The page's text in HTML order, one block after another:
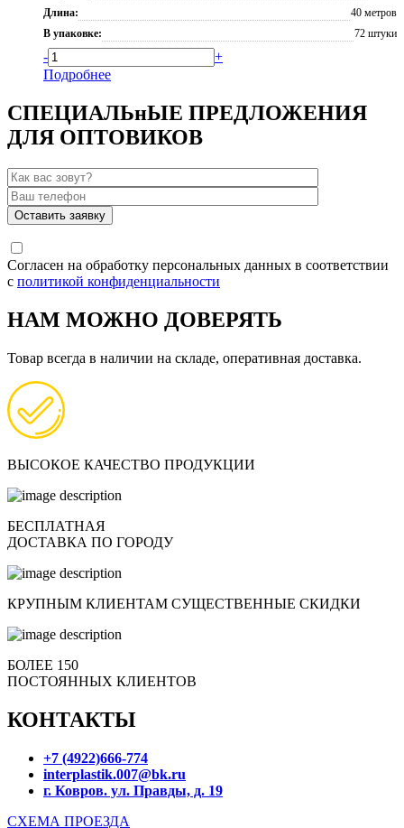
Длина:
40 метров
В упаковке:
72 штуки
-
+
Подробнее
СПЕЦИАЛЬнЫЕ ПРЕДЛОЖЕНИЯ
ДЛЯ ОПТОВИКОВ
Согласен на обработку персональных данных в соответствии
с политикой конфиденциальности
НАМ МОЖНО ДОВЕРЯТЬ
Товар всегда в наличии на складе, оперативная доставка.
ВЫСОКОЕ КАЧЕСТВО ПРОДУКЦИИ
БЕСПЛАТНАЯ
ДОСТАВКА ПО ГОРОДУ
КРУПНЫМ КЛИЕНТАМ СУЩЕСТВЕННЫЕ СКИДКИ
БОЛЕЕ 150
ПОСТОЯННЫХ КЛИЕНТОВ
КОНТАКТЫ
+7 (4922)666-774
interplastik.007@bk.ru
г. Ковров. ул. Правды, д. 19
СХЕМА ПРОЕЗДА